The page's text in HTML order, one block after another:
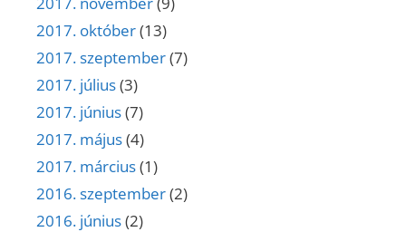
2017. október(13)
2017. szeptember(7)
2017. július(3)
2017. június(7)
2017. május(4)
2017. március(1)
2016. szeptember(2)
2016. június(2)